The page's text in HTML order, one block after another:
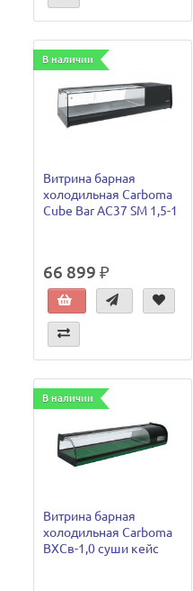
В наличии
Витрина барная
холодильная Carboma
Cube Bar AC37 SM 1,5-1
66 899 ₽
В наличии
Витрина барная
холодильная Carboma
ВХСв-1,0 суши кейс